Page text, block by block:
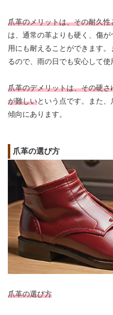
爪革のメリットは、その耐久
は、通常の革よりも硬く、傷
用にも耐えることができます
るので、雨の日でも安心して使
爪革のデメリットは、その硬
が難しいという点です。また
傾向にあります。
爪革の選び方
爪革の選び方